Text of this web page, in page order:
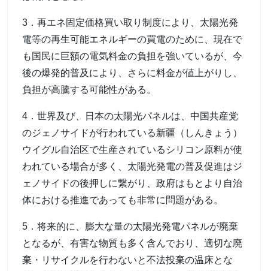
3．再エネ固定価格買い取り制度により、太陽光発
電等の再生可能エネルギーの買電のために、現在で
も国民に巨額の電気料金の負担を強いているが、今
後の爆発的普及により、さらに料金が値上がりし、
負担が高騰する可能性がある。
4．世界及び、日本の太陽光パネルは、中国共産党
のジェノサイドが行われている新疆（しんきょう）
ウイグル自治区で生産されているシリコン原料が使
われている場合が多く、太陽光発電の普及促進はジ
ェノサイドの後押しに繋がり、政府はもとより自治
体における推進であっても非常に問題がある。
5．将来的に、膨大な量の太陽光発電パネルが廃棄
となるが、有害な物質も多く含んでおり、適切な廃
棄・リサイクルを行わないと不法投棄の温床とな